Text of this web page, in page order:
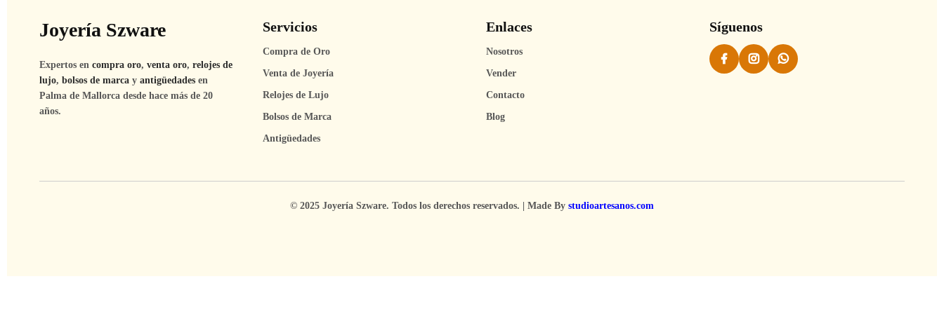
Joyería Szware
Expertos en compra oro, venta oro, relojes de
lujo, bolsos de marca y antigüedades en
Palma de Mallorca desde hace más de 20
años.
Servicios
Compra de Oro
Venta de Joyería
Relojes de Lujo
Bolsos de Marca
Antigüedades
Enlaces
Nosotros
Vender
Contacto
Blog
Síguenos
© 2025 Joyería Szware. Todos los derechos reservados. | Made By studioartesanos.com